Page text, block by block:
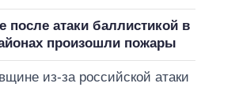
после атаки баллистикой в
произошли пожары
из-за российской атаки